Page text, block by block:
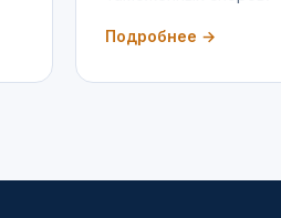
Подробнее →